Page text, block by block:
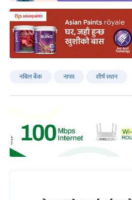
नबिल बैंक नाफा शीर्ष स्थान